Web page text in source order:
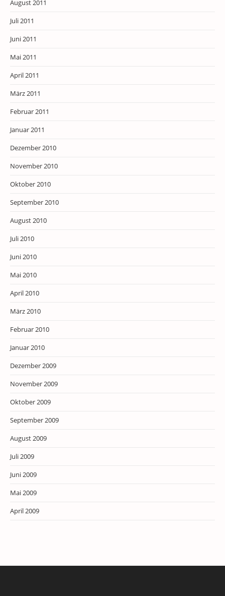
August 2011
Juli 2011
Juni 2011
Mai 2011
April 2011
März 2011
Februar 2011
Januar 2011
Dezember 2010
November 2010
Oktober 2010
September 2010
August 2010
Juli 2010
Juni 2010
Mai 2010
April 2010
März 2010
Februar 2010
Januar 2010
Dezember 2009
November 2009
Oktober 2009
September 2009
August 2009
Juli 2009
Juni 2009
Mai 2009
April 2009